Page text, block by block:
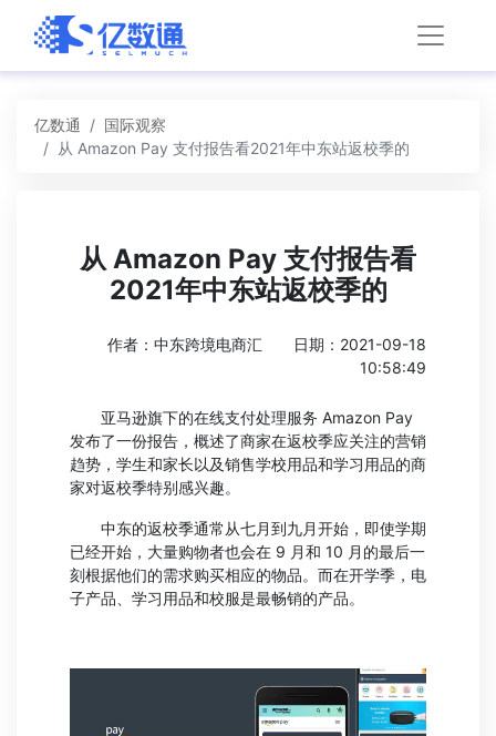
亿数通
国际观察
从 Amazon Pay 支付报告看2021年中东站返校季的
从 Amazon Pay 支付报告看
2021年中东站返校季的
作者：中东跨境电商汇
日期：2021-09-18
10:58:49
亚马逊旗下的在线支付处理服务 Amazon Pay
发布了一份报告，概述了商家在返校季应关注的营销
趋势，学生和家长以及销售学校用品和学习用品的商
家对返校季特别感兴趣。
中东的返校季通常从七月到九月开始，即使学期
已经开始，大量购物者也会在 9 月和 10 月的最后一
刻根据他们的需求购买相应的物品。而在开学季，电
子产品、学习用品和校服是最畅销的产品。